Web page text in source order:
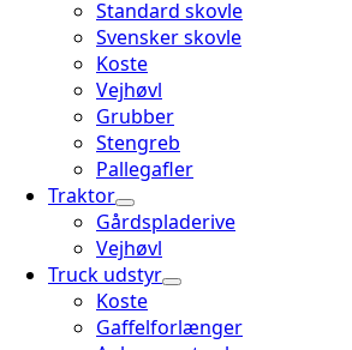
Standard skovle
Svensker skovle
Koste
Vejhøvl
Grubber
Stengreb
Pallegafler
Traktor
Gårdspladerive
Vejhøvl
Truck udstyr
Koste
Gaffelforlænger